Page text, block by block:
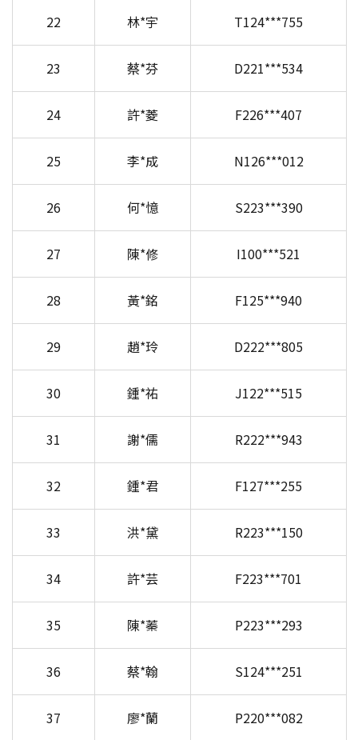
22 林*宇 T124***755
23 蔡*芬 D221***534
24 許*菱 F226***407
25 李*成 N126***012
26 何*憶 S223***390
27 陳*修 I100***521
28 黃*銘 F125***940
29 趙*玲 D222***805
30 鍾*祐 J122***515
31 謝*儒 R222***943
32 鍾*君 F127***255
33 洪*黛 R223***150
34 許*芸 F223***701
35 陳*蓁 P223***293
36 蔡*翰 S124***251
37 廖*蘭 P220***082